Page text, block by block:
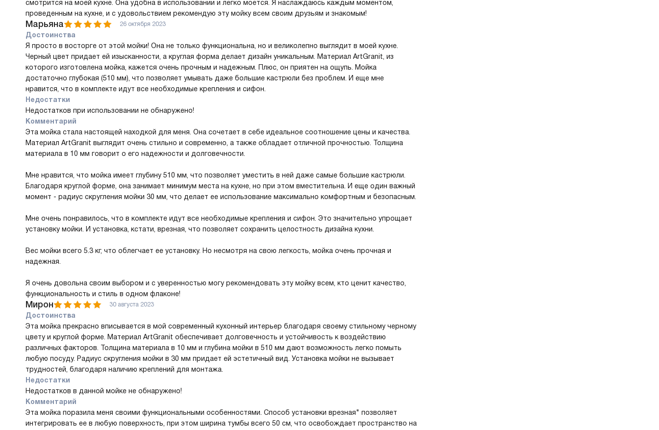
смотрится на моей кухне. Она удобна в использовании и легко моется. Я наслаждаюсь каждым моментом,
проведенным на кухне, и с удовольствием рекомендую эту мойку всем своим друзьям и знакомым!
Марьяна 26 октября 2023
Достоинства
Я просто в восторге от этой мойки! Она не только функциональна, но и великолепно выглядит в моей кухне.
Черный цвет придает ей изысканности, а круглая форма делает дизайн уникальным. Материал ArtGranit, из
которого изготовлена мойка, кажется очень прочным и надежным. Плюс, он приятен на ощупь. Мойка
достаточно глубокая (510 мм), что позволяет умывать даже большие кастрюли без проблем. И еще мне
нравится, что в комплекте идут все необходимые крепления и сифон.
Недостатки
Недостатков при использовании не обнаружено!
Комментарий
Эта мойка стала настоящей находкой для меня. Она сочетает в себе идеальное соотношение цены и качества.
Материал ArtGranit выглядит очень стильно и современно, а также обладает отличной прочностью. Толщина
материала в 10 мм говорит о его надежности и долговечности.
Мне нравится, что мойка имеет глубину 510 мм, что позволяет уместить в ней даже самые большие кастрюли.
Благодаря круглой форме, она занимает минимум места на кухне, но при этом вместительна. И еще один важный
момент - радиус скругления мойки 30 мм, что делает ее использование максимально комфортным и безопасным.
Мне очень понравилось, что в комплекте идут все необходимые крепления и сифон. Это значительно упрощает
установку мойки. И установка, кстати, врезная, что позволяет сохранить целостность дизайна кухни.
Вес мойки всего 5.3 кг, что облегчает ее установку. Но несмотря на свою легкость, мойка очень прочная и
надежная.
Я очень довольна своим выбором и с уверенностью могу рекомендовать эту мойку всем, кто ценит качество,
функциональность и стиль в одном флаконе!
Мирон 30 августа 2023
Достоинства
Эта мойка прекрасно вписывается в мой современный кухонный интерьер благодаря своему стильному черному
цвету и круглой форме. Материал ArtGranit обеспечивает долговечность и устойчивость к воздействию
различных факторов. Толщина материала в 10 мм и глубина мойки в 510 мм дают возможность легко помыть
любую посуду. Радиус скругления мойки в 30 мм придает ей эстетичный вид. Установка мойки не вызывает
трудностей, благодаря наличию креплений для монтажа.
Недостатки
Недостатков в данной мойке не обнаружено!
Комментарий
Эта мойка поразила меня своими функциональными особенностями. Способ установки врезная" позволяет
интегрировать ее в любую поверхность, при этом ширина тумбы всего 50 см, что освобождает пространство на